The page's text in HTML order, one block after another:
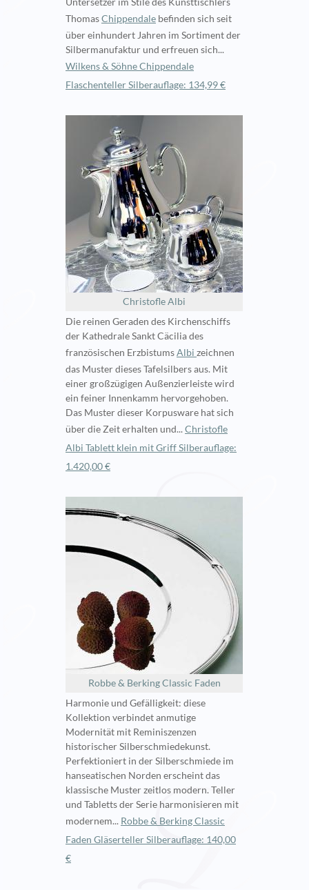
ThomasChippendale befinden sich seit
über einhundert Jahren im Sortiment der
Silbermanufaktur und erfreuen sich...
Wilkens & Söhne Chippendale
Flaschenteller Silberauflage: 134,99 €
Christofle Albi
Die reinen Geraden des Kirchenschiffs
der Kathedrale Sankt Cäcilia des
französischen ErzbistumsAlbi zeichnen
das Muster dieses Tafelsilbers aus. Mit
einer großzügigen Außenzierleiste wird
ein feiner Innenkamm hervorgehoben.
Das Muster dieser Korpusware hat sich
über die Zeit erhalten und... Christofle
Albi Tablett klein mit Griff Silberauflage:
1.420,00 €
Robbe & Berking Classic Faden
Harmonie und Gefälligkeit: diese
Kollektion verbindet anmutige
Modernität mit Reminiszenzen
historischer Silberschmiedekunst.
Perfektioniert in der Silberschmiede im
hanseatischen Norden erscheint das
klassische Muster zeitlos modern. Teller
und Tabletts der Serie harmonisieren mit
modernem... Robbe & Berking Classic
Faden Gläserteller Silberauflage: 140,00
€